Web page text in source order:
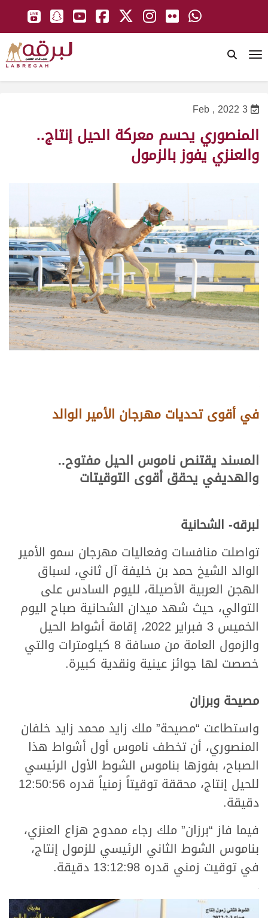
3 Feb , 2022
المنصوري يحسم معركة الحيل إنتاج..
والعنزي يفوز بالزمول
في أقوى تحديات مهرجان الأمير الوالد
المسند يقتنص ناموس الحيل مفتوح..
والهديفي يحقق أقوى التوقيتات
لبرقه- الشحانية
تواصلت منافسات وفعاليات مهرجان سمو الأمير
الوالد الشيخ حمد بن خليفة آل ثاني، لسباق
الهجن العربية الأصيلة، لليوم السادس على
التوالي، حيث شهد ميدان الشحانية صباح اليوم
الخميس 3 فبراير 2022، إقامة أشواط الحيل
والزمول العامة من مسافة 8 كيلومترات والتي
خصصت لها جوائز عينية ونقدية كبيرة.
مصيحة وبرزان
واستطاعت “مصيحة” ملك زايد محمد زايد خلفان
المنصوري، أن تخطف ناموس أول أشواط هذا
الصباح، بفوزها بناموس الشوط الأول الرئيسي
للحيل إنتاج، محققة توقيتاً زمنياً قدره 12:50:56
دقيقة.
فيما فاز “برزان” ملك رجاء ممدوح هزاع العنزي،
بناموس الشوط الثاني الرئيسي للزمول إنتاج،
في توقيت زمني قدره 13:12:98 دقيقة.
.